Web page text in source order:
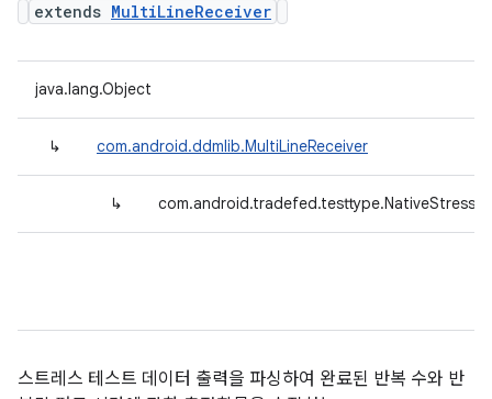
extends MultiLineReceiver
java.lang.Object
↳ com.android.ddmlib.MultiLineReceiver
↳
스트레스 테스트 데이터 출력을 파싱하여 완료된 반복 수와 반